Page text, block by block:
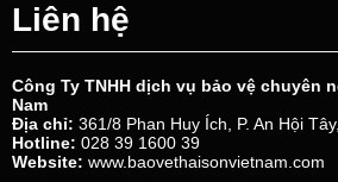
Liên hệ
Công Ty TNHH dịch vụ bảo vệ chuyên
Nam
Địa chỉ: 361/8 Phan Huy Ích, P. An Hội
Hotline: 028 39 1600 39
Website: www.baovethaisonvietnam.com